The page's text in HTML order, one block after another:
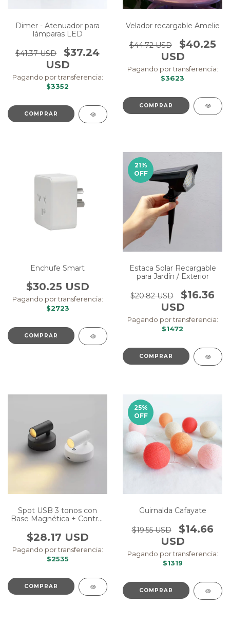
Dimer - Atenuador para
lámparas LED
$41.37 USD
$37.24
USD
Pagando por transferencia:
$3352
Velador recargable Amelie
$44.72 USD
$40.25
USD
Pagando por transferencia:
$3623
Enchufe Smart
$30.25 USD
Pagando por transferencia:
$2723
21%
OFF
Estaca Solar Recargable
para Jardín / Exterior
$20.82 USD
$16.36
USD
Pagando por transferencia:
$1472
Spot USB 3 tonos con
Base Magnética + Control
$28.17 USD
Pagando por transferencia:
$2535
COMPRAR
25%
OFF
Guirnalda Cafayate
$19.55 USD
$14.66
USD
Pagando por transferencia:
$1319
COMPRAR